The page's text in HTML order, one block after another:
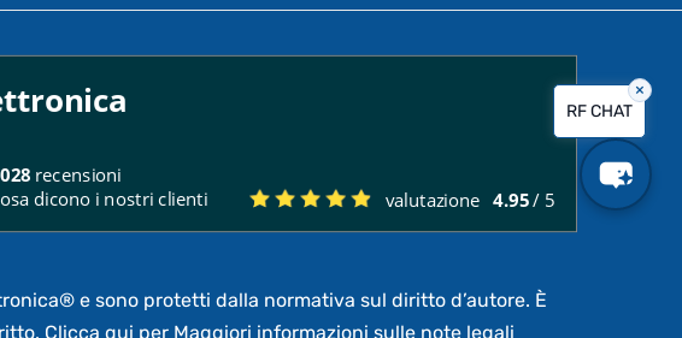
recensioni
dicono i nostri clienti
valutazione 4.95/ 5
e sono protetti dalla normativa sul diritto d’autore. È
Clicca qui per Maggiori informazioni sulle note legali
RF CHAT
×